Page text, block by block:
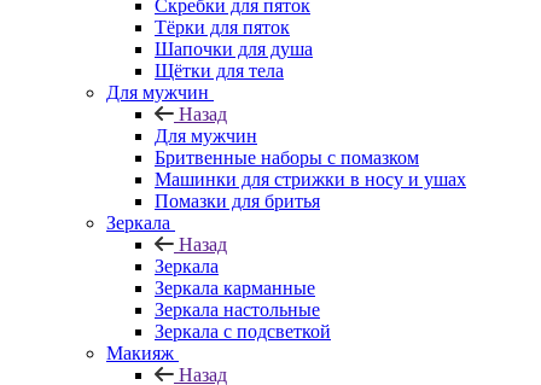
Скребки для пяток
Тёрки для пяток
Шапочки для душа
Щётки для тела
Для мужчин
Назад
Для мужчин
Бритвенные наборы с помазком
Машинки для стрижки в носу и ушах
Помазки для бритья
Зеркала
Назад
Зеркала
Зеркала карманные
Зеркала настольные
Зеркала с подсветкой
Макияж
Назад